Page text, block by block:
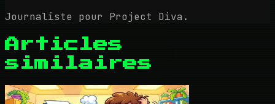
Journaliste pour Project Diva.
Articles
similaires